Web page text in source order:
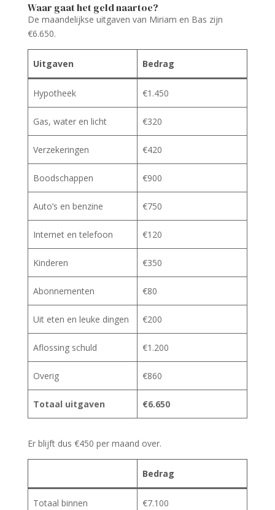
Waar gaat het geld naartoe?
De maandelijkse uitgaven van Miriam en Bas zijn
€6.650.
Uitgaven Bedrag
Hypotheek €1.450
Gas, water en licht €320
Verzekeringen €420
Boodschappen €900
Auto’s en benzine €750
Internet en telefoon €120
Kinderen €350
Abonnementen €80
Uit eten en leuke dingen €200
Aflossing schuld €1.200
Overig €860
Totaal uitgaven €6.650
Er blijft dus €450 per maand over.
Bedrag
Totaal binnen €7.100